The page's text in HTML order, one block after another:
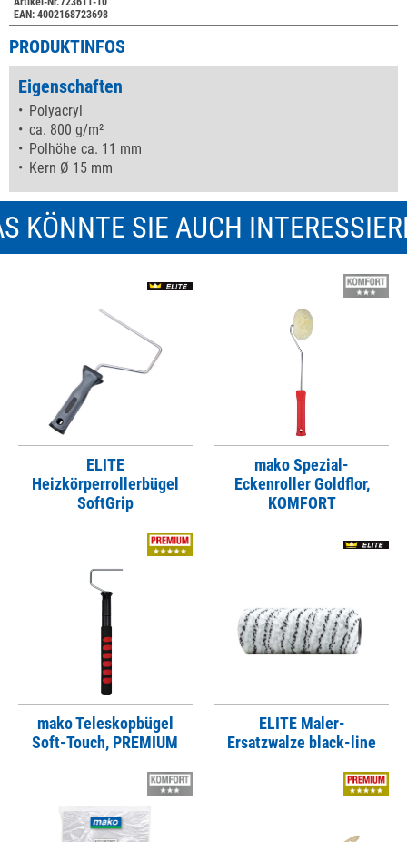
EAN: 4002168723698
PRODUKTINFOS
Eigenschaften
Polyacryl
ca. 800 g/m²
Polhöhe ca. 11 mm
Kern Ø 15 mm
KÖNNTE SIE AUCH
ELITE
Heizkörperrollerbügel
SoftGrip
mako Spezial-
Eckenroller Goldflor,
KOMFORT
mako Teleskopbügel
Soft-Touch, PREMIUM
ELITE Maler-
Ersatzwalze black-line